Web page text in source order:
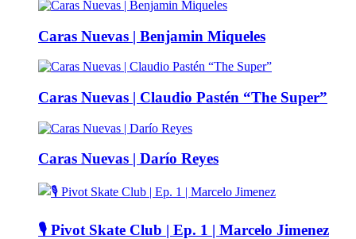
Caras Nuevas | Benjamin Miqueles
Caras Nuevas | Claudio Pastén “The Super”
Caras Nuevas | Darío Reyes
🎙️ Pivot Skate Club | Ep. 1 | Marcelo Jimenez